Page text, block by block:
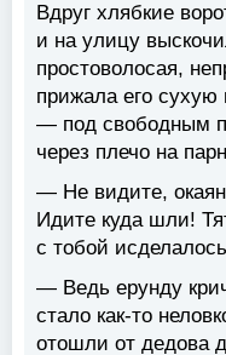
Вдруг хлябкие
и на улицу
простоволосая,
прижала его сухую
— под свободным
через плечо на
— Не видите,
Идите куда шли!
с тобой
— Ведь ерунду
стало как-то
отошли от дедова